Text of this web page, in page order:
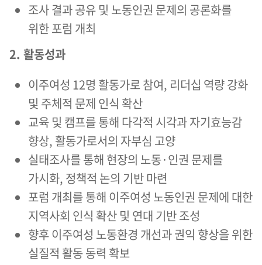
조사 결과 공유 및 노동인권 문제의 공론화를
위한 포럼 개최
2. 활동성과
이주여성 12명 활동가로 참여, 리더십 역량 강화
및 주체적 문제 인식 확산
교육 및 캠프를 통해 다각적 시각과 자기효능감
향상, 활동가로서의 자부심 고양
실태조사를 통해 현장의 노동·인권 문제를
가시화, 정책적 논의 기반 마련
포럼 개최를 통해 이주여성 노동인권 문제에 대한
지역사회 인식 확산 및 연대 기반 조성
향후 이주여성 노동환경 개선과 권익 향상을 위한
실질적 활동 동력 확보